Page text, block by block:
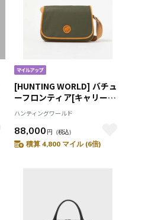
[HUNTING WORLD] バチュ
ーフロンティア[キャリーオ
ールM 2352BFR]グリーン
6109092155
ハンティングワールド
88,000 円 （税込）
積算 4,800 マイル (6倍)